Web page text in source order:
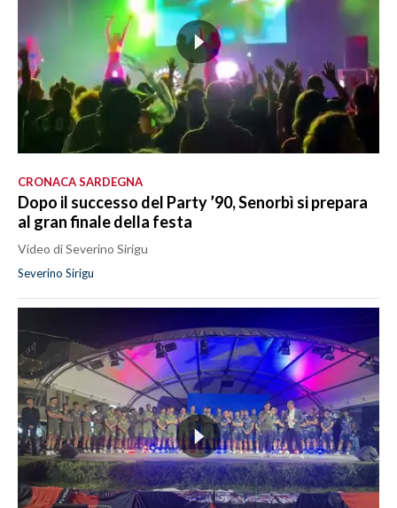
CRONACA SARDEGNA
Dopo il successo del Party ’90, Senorbì si prepara
al gran finale della festa
Video di Severino Sirigu
Severino Sirigu